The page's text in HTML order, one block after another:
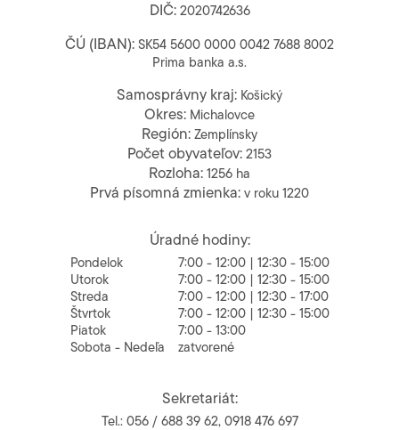
DIČ:2020742636
ČÚ (IBAN): SK54 5600 0000 0042 7688 8002
Prima banka a.s.
Samosprávny kraj: Košický
Okres: Michalovce
Región: Zemplínsky
Počet obyvateľov: 2153
Rozloha: 1256 ha
Prvá písomná zmienka: v roku 1220
Úradné hodiny:
Pondelok
7:00 - 12:00 | 12:30 - 15:00
Utorok
7:00 - 12:00 | 12:30 - 15:00
Streda
7:00 - 12:00 | 12:30 - 17:00
Štvrtok
7:00 - 12:00 | 12:30 - 15:00
Piatok
7:00 - 13:00
Sobota - Nedeľa
zatvorené
Sekretariát:
Tel.: 056 / 688 39 62, 0918 476 697